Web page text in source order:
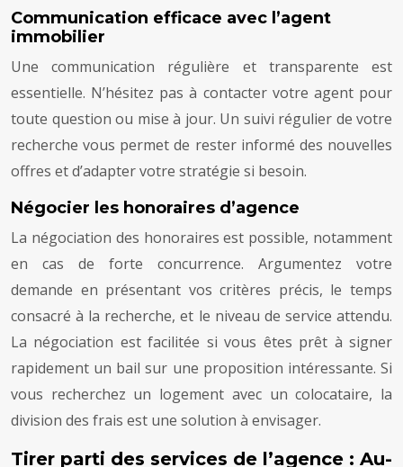
Communication efficace avec l’agent
immobilier
Une communication régulière et transparente est
essentielle. N’hésitez pas à contacter votre agent pour
toute question ou mise à jour. Un suivi régulier de votre
recherche vous permet de rester informé des nouvelles
offres et d’adapter votre stratégie si besoin.
Négocier les honoraires d’agence
La négociation des honoraires est possible, notamment
en cas de forte concurrence. Argumentez votre
demande en présentant vos critères précis, le temps
consacré à la recherche, et le niveau de service attendu.
La négociation est facilitée si vous êtes prêt à signer
rapidement un bail sur une proposition intéressante. Si
vous recherchez un logement avec un colocataire, la
division des frais est une solution à envisager.
Tirer parti des services de l’agence : Au-